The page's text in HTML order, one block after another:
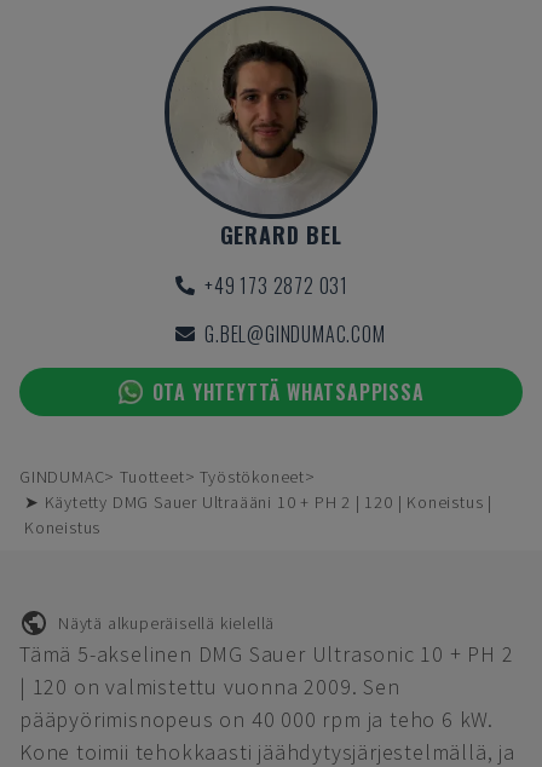
GERARD BEL
+49 173 2872 031
G.BEL@GINDUMAC.COM
OTA YHTEYTTÄ WHATSAPPISSA
GINDUMAC Tuotteet
Työstökoneet
➤ Käytetty DMG Sauer Ultraääni 10 + PH 2 | 120 | Koneistus |
Koneistus
Näytä alkuperäisellä kielellä
Tämä 5-akselinen DMG Sauer Ultrasonic 10 + PH 2
| 120 on valmistettu vuonna 2009. Sen
pääpyörimisnopeus on 40 000 rpm ja teho 6 kW.
Kone toimii tehokkaasti jäähdytysjärjestelmällä, ja